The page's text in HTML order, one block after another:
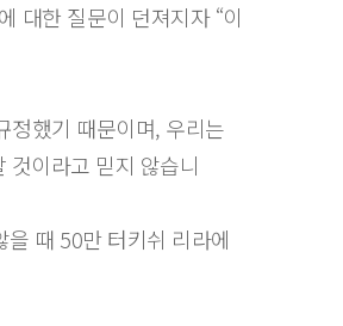
대한 질문이 던져지자 “이
정했기 때문이며, 우리는
것이라고 믿지 않습니
때 50만 터키쉬 리라에